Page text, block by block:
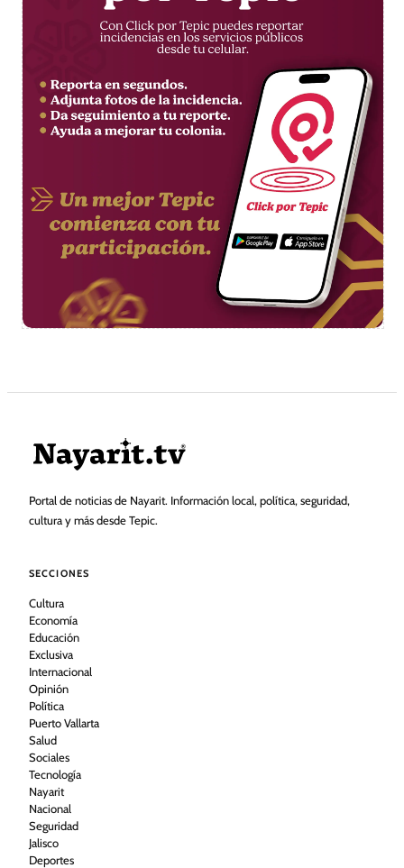
Portal de noticias de Nayarit. Información local, política, seguridad,
cultura y más desde Tepic.
SECCIONES
Cultura
Economía
Educación
Exclusiva
Internacional
Opinión
Política
Puerto Vallarta
Salud
Sociales
Tecnología
Nayarit
Nacional
Seguridad
Jalisco
Deportes